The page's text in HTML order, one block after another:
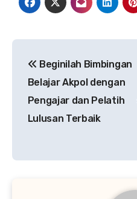
navigation
Beginilah Bimbingan
Belajar Akpol dengan
Pengajar dan Pelatih
Lulusan Terbaik